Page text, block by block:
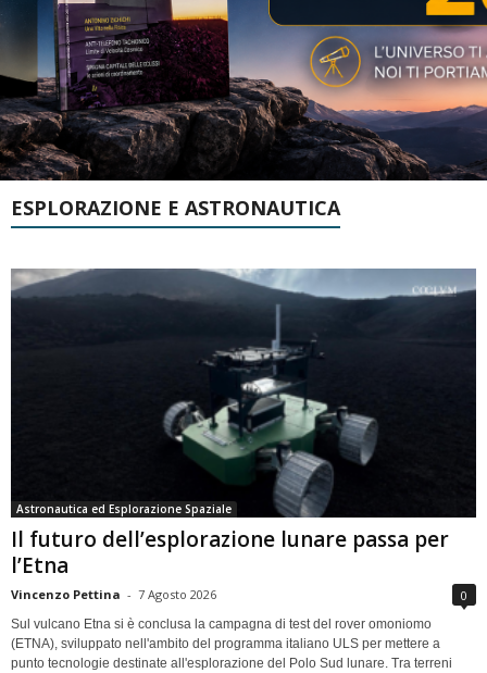
ESPLORAZIONE E ASTRONAUTICA
Astronautica ed Esplorazione Spaziale
Il futuro dell’esplorazione lunare passa per
l’Etna
Vincenzo Pettina - 7 Agosto 2026 0
Sul vulcano Etna si è conclusa la campagna di test del rover omoniomo
(ETNA), sviluppato nell'ambito del programma italiano ULS per mettere a
punto tecnologie destinate all'esplorazione del Polo Sud lunare. Tra terreni